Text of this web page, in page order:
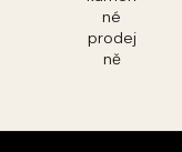
né
prodej
ně